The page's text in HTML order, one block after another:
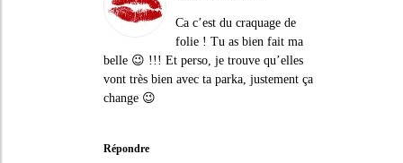
Ca c’est du craquage de
folie ! Tu as bien fait ma
belle 😉 !!! Et perso, je trouve qu’elles
vont très bien avec ta parka, justement ça
change 😉
Répondre